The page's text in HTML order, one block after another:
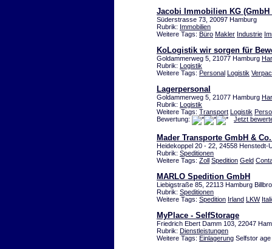
Jacobi Immobilien KG (GmbH
Süderstrasse 73, 20097 Hamburg
Rubrik: Immobilien
Weitere Tags: Büro Makler Industrie
KoLogistik wir sorgen für
Goldammerweg 5, 21077 Hamburg
Rubrik: Logistik
Weitere Tags: Personal Logistik
Lagerpersonal
Goldammerweg 5, 21077 Hamburg
Rubrik: Logistik
Weitere Tags: Transport Logistik
Bewertung:
Jetzt
Mader Transporte GmbH &
Heidekoppel 20 - 22, 24558 Henstedt-
Rubrik: Speditionen
Weitere Tags: Zoll Spedition Geld
MARLO Spedition GmbH
Liebigstraße 85, 22113 Hamburg
Rubrik: Speditionen
Weitere Tags: Spedition Irland LKW
MyPlace - SelfStorage
Friedrich Ebert Damm 103, 22047
Rubrik: Dienstleistungen
Weitere Tags: Einlagerung Selfstor